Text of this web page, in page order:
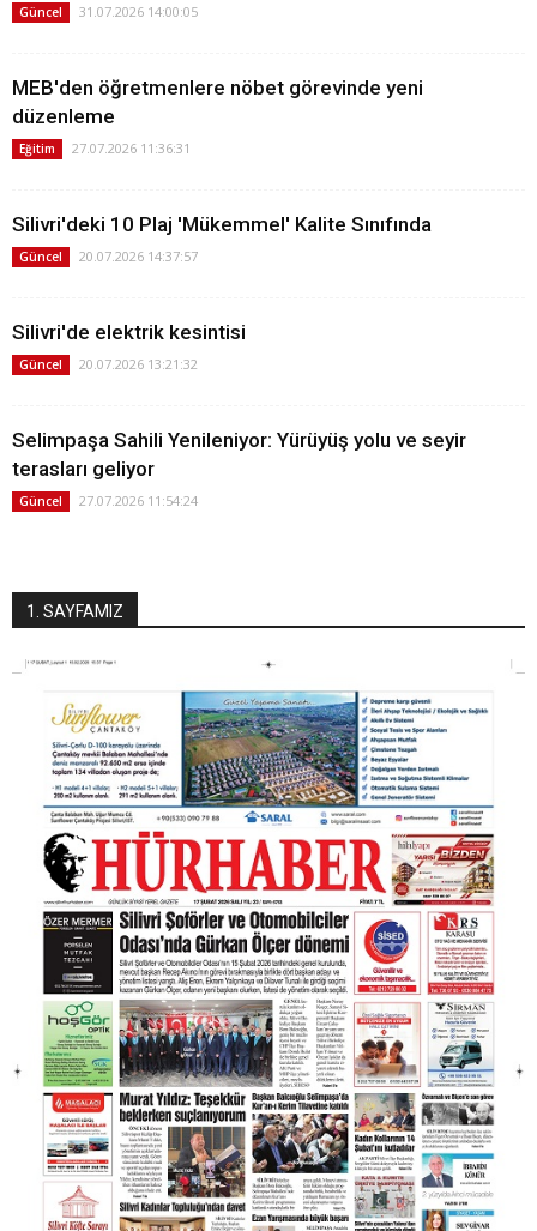
Güncel 31.07.2026 14:00:05
MEB'den öğretmenlere nöbet görevinde yeni
düzenleme
Eğitim 27.07.2026 11:36:31
Silivri'deki 10 Plaj 'Mükemmel' Kalite Sınıfında
Güncel 20.07.2026 14:37:57
Silivri'de elektrik kesintisi
Güncel 20.07.2026 13:21:32
Selimpaşa Sahili Yenileniyor: Yürüyüş yolu ve seyir
terasları geliyor
Güncel 27.07.2026 11:54:24
1. SAYFAMIZ